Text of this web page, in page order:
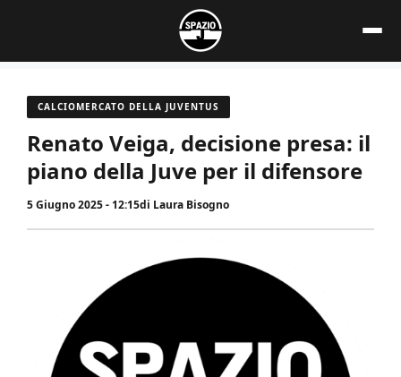
contenuto
CALCIOMERCATO DELLA JUVENTUS
Renato Veiga, decisione presa: il
piano della Juve per il difensore
5 Giugno 2025 - 12:15di Laura Bisogno